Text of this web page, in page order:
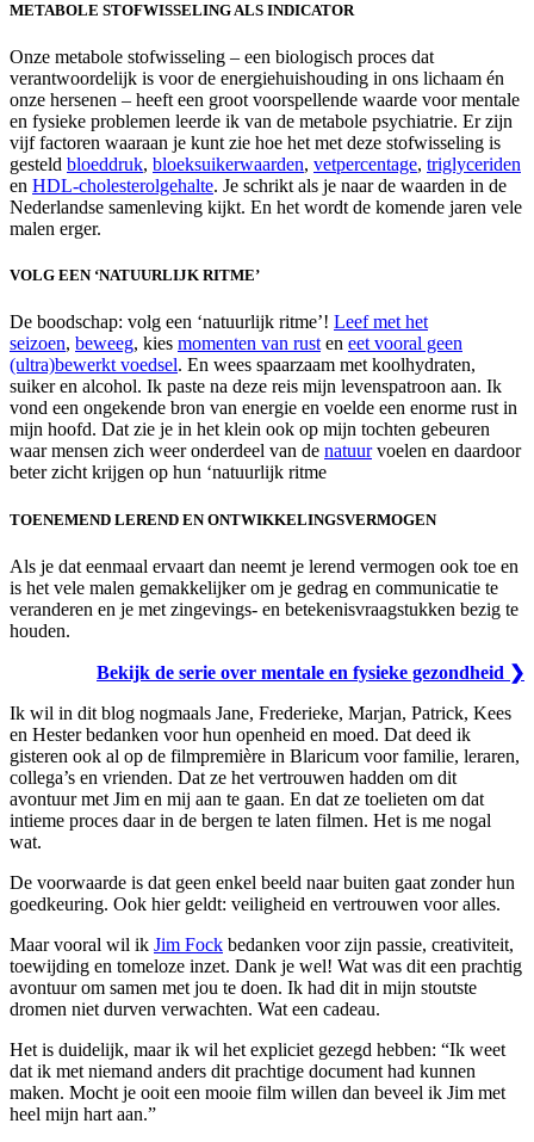
METABOLE STOFWISSELING ALS INDICATOR
Onze metabole stofwisseling – een biologisch proces dat
verantwoordelijk is voor de energiehuishouding in ons lichaam én
onze hersenen – heeft een groot voorspellende waarde voor mentale
en fysieke problemen leerde ik van de metabole psychiatrie. Er zijn
vijf factoren waaraan je kunt zie hoe het met deze stofwisseling is
gesteld bloeddruk, bloeksuikerwaarden, vetpercentage, triglyceriden
en HDL-cholesterolgehalte. Je schrikt als je naar de waarden in de
Nederlandse samenleving kijkt. En het wordt de komende jaren vele
malen erger.
VOLG EEN ‘NATUURLIJK RITME’
De boodschap: volg een ‘natuurlijk ritme’! Leef met het
seizoen, beweeg, kies momenten van rust en eet vooral geen
(ultra)bewerkt voedsel. En wees spaarzaam met koolhydraten,
suiker en alcohol. Ik paste na deze reis mijn levenspatroon aan. Ik
vond een ongekende bron van energie en voelde een enorme rust in
mijn hoofd. Dat zie je in het klein ook op mijn tochten gebeuren
waar mensen zich weer onderdeel van de natuurvoelen en daardoor
beter zicht krijgen op hun ‘natuurlijk ritme
TOENEMEND LEREND EN ONTWIKKELINGSVERMOGEN
Als je dat eenmaal ervaart dan neemt je lerend vermogen ook toe en
is het vele malen gemakkelijker om je gedrag en communicatie te
veranderen en je met zingevings- en betekenisvraagstukken bezig te
houden.
Bekijk de serie over mentale en fysieke gezondheid ❯
Ik wil in dit blog nogmaals Jane, Frederieke, Marjan, Patrick, Kees
en Hester bedanken voor hun openheid en moed. Dat deed ik
gisteren ook al op de filmpremière in Blaricum voor familie, leraren,
collega’s en vrienden. Dat ze het vertrouwen hadden om dit
avontuur met Jim en mij aan te gaan. En dat ze toelieten om dat
intieme proces daar in de bergen te laten filmen. Het is me nogal
wat.
De voorwaarde is dat geen enkel beeld naar buiten gaat zonder hun
goedkeuring. Ook hier geldt: veiligheid en vertrouwen voor alles.
Maar vooral wil ik Jim Fock bedanken voor zijn passie, creativiteit,
toewijding en tomeloze inzet. Dank je wel! Wat was dit een prachtig
avontuur om samen met jou te doen. Ik had dit in mijn stoutste
dromen niet durven verwachten. Wat een cadeau.
Het is duidelijk, maar ik wil het expliciet gezegd hebben: “Ik weet
dat ik met niemand anders dit prachtige document had kunnen
maken. Mocht je ooit een mooie film willen dan beveel ik Jim met
heel mijn hart aan.”